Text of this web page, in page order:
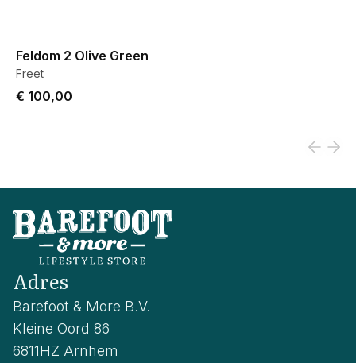
Feldom 2 Olive Green
Freet
€ 100,00
Adres
Barefoot & More B.V.
Kleine Oord 86
6811HZ Arnhem